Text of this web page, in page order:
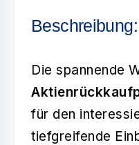
Beschreibung:
Die spannende
für den
tiefgreifende